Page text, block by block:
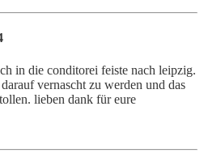
in die conditorei feiste nach leipzig.
vernascht zu werden und das
lieben dank für eure